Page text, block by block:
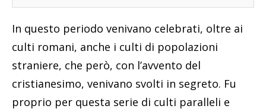
In questo periodo venivano celebrati, oltre ai
culti romani, anche i culti di popolazioni
straniere, che però, con l’avvento del
cristianesimo, venivano svolti in segreto. Fu
proprio per questa serie di culti paralleli e